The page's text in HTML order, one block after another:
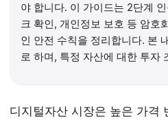
야 합니다. 이 가이드는 2단계
크 확인, 개인정보 보호 등 암호
인 안전 수칙을 정리합니다. 본
로 하며, 특정 자산에 대한 투자
디지털자산 시장은 높은 가격